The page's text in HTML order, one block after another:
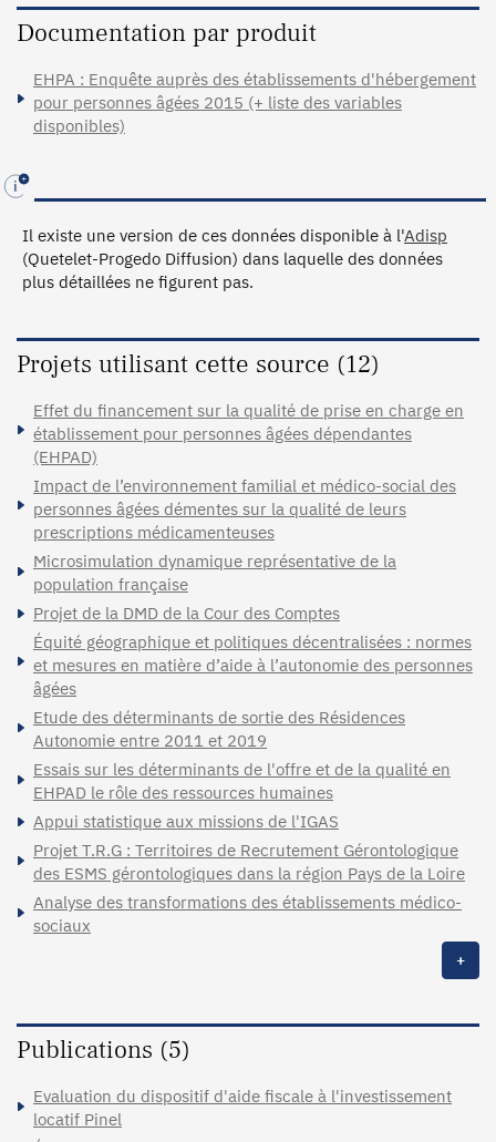
Documentation par produit
EHPA : Enquête auprès des établissements d'hébergement
pour personnes âgées 2015 (+ liste des variables
disponibles)
Il existe une version de ces données disponible à l'Adisp
(Quetelet-Progedo Diffusion) dans laquelle des données
plus détaillées ne figurent pas.
Projets utilisant cette source (12)
Effet du financement sur la qualité de prise en charge en
établissement pour personnes âgées dépendantes
(EHPAD)
Impact de l’environnement familial et médico-social des
personnes âgées démentes sur la qualité de leurs
prescriptions médicamenteuses
Microsimulation dynamique représentative de la
population française
Projet de la DMD de la Cour des Comptes
Équité géographique et politiques décentralisées : normes
et mesures en matière d’aide à l’autonomie des personnes
âgées
Etude des déterminants de sortie des Résidences
Autonomie entre 2011 et 2019
Essais sur les déterminants de l'offre et de la qualité en
EHPAD le rôle des ressources humaines
Appui statistique aux missions de l'IGAS
Projet T.R.G : Territoires de Recrutement Gérontologique
des ESMS gérontologiques dans la région Pays de la Loire
Analyse des transformations des établissements médico-
sociaux
+
Publications (5)
Evaluation du dispositif d'aide fiscale à l'investissement
locatif Pinel